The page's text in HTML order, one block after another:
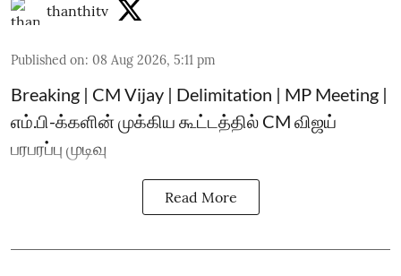
thanthitv
Published on: 08 Aug 2026, 5:11 pm
Breaking | CM Vijay | Delimitation | MP Meeting |
எம்.பி-க்களின் முக்கிய கூட்டத்தில் CM விஜய்
பரபரப்பு முடிவு
Read More